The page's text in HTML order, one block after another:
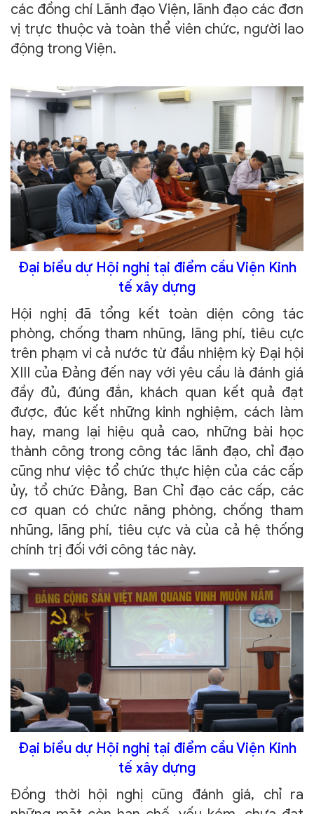
các đồng chí Lãnh đạo Viện, lãnh đạo các đơn
vị trực thuộc và toàn thể viên chức, người lao
động trong Viện.
Đại biểu dự Hội nghị tại điểm cầu Viện Kinh
tế xây dựng
Hội nghị đã tổng kết toàn diện công tác
phòng, chống tham nhũng, lãng phí, tiêu cực
trên phạm vi cả nước từ đầu nhiệm kỳ Đại hội
XIII của Đảng đến nay với yêu cầu là đánh giá
đầy đủ, đúng đắn, khách quan kết quả đạt
được, đúc kết những kinh nghiệm, cách làm
hay, mang lại hiệu quả cao, những bài học
thành công trong công tác lãnh đạo, chỉ đạo
cũng như việc tổ chức thực hiện của các cấp
ủy, tổ chức Đảng, Ban Chỉ đạo các cấp, các
cơ quan có chức năng phòng, chống tham
nhũng, lãng phí, tiêu cực và của cả hệ thống
chính trị đối với công tác này.
Đại biểu dự Hội nghị tại điểm cầu Viện Kinh
tế xây dựng
Đồng thời hội nghị cũng đánh giá, chỉ ra